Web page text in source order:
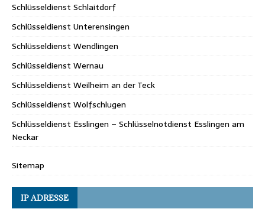
Schlüsseldienst Schlaitdorf
Schlüsseldienst Unterensingen
Schlüsseldienst Wendlingen
Schlüsseldienst Wernau
Schlüsseldienst Weilheim an der Teck
Schlüsseldienst Wolfschlugen
Schlüsseldienst Esslingen – Schlüsselnotdienst Esslingen am
Neckar
Sitemap
IP ADRESSE